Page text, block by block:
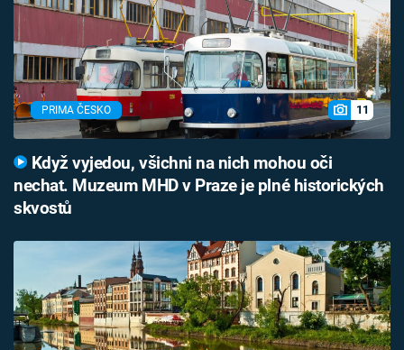
PRIMA ČESKO 11
Když vyjedou, všichni na nich mohou oči
nechat. Muzeum MHD v Praze je plné historických
skvostů